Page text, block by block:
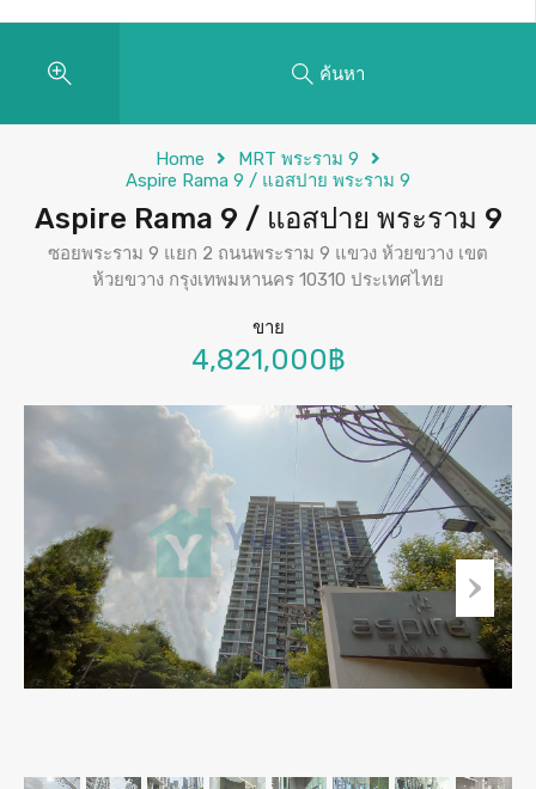
ค้นหา
Home
MRT พระราม 9
Aspire Rama 9 / แอสปาย พระราม 9
Aspire Rama 9 / แอสปาย พระราม 9
ซอยพระราม 9 แยก 2 ถนนพระราม 9 แขวง ห้วยขวาง เขต
ห้วยขวาง กรุงเทพมหานคร 10310 ประเทศไทย
ขาย
4,821,000฿